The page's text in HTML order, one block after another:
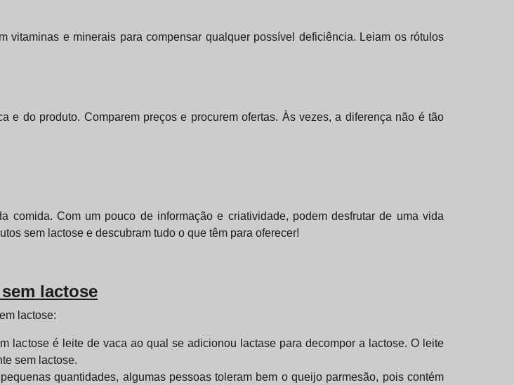
vitaminas e minerais para compensar qualquer possível deficiência. Leiam os rótulos
e do produto. Comparem preços e procurem ofertas. Às vezes, a diferença não é tão
comida. Com um pouco de informação e criatividade, podem desfrutar de uma vida
sem lactose e descubram tudo o que têm para oferecer!
lactose
lactose:
lactose é leite de vaca ao qual se adicionou lactase para decompor a lactose. O leite
sem lactose.
quantidades, algumas pessoas toleram bem o queijo parmesão, pois contém